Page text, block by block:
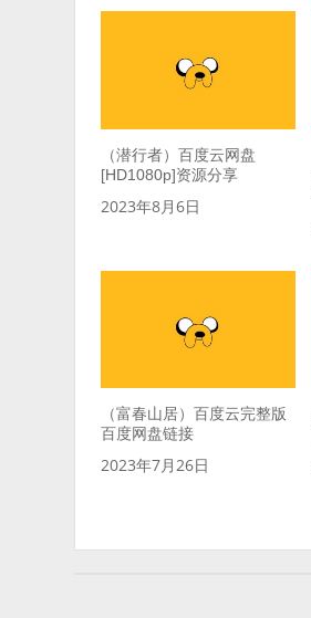
（潜行者）百度云网盘
[HD1080p]资源分享
2023年8月6日
（富春山居）百度云完整版
百度网盘链接
2023年7月26日